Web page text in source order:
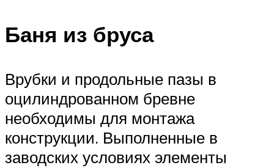
Баня из бруса
Врубки и продольные пазы в
оцилиндрованном бревне
необходимы для монтажа
конструкции. Выполненные в
заводских условиях элементы